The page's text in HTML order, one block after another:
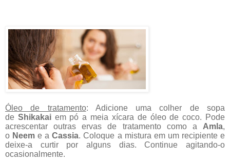
Óleo de tratamento: Adicione uma colher de sopa
de Shikakaiem pó a meia xícara de óleo de coco. Pode
acrescentar outras ervas de tratamento como a Amla,
o Neem e aCassia. Coloque a mistura em um recipiente e
deixe-a curtir por alguns dias. Continue agitando-o
ocasionalmente.